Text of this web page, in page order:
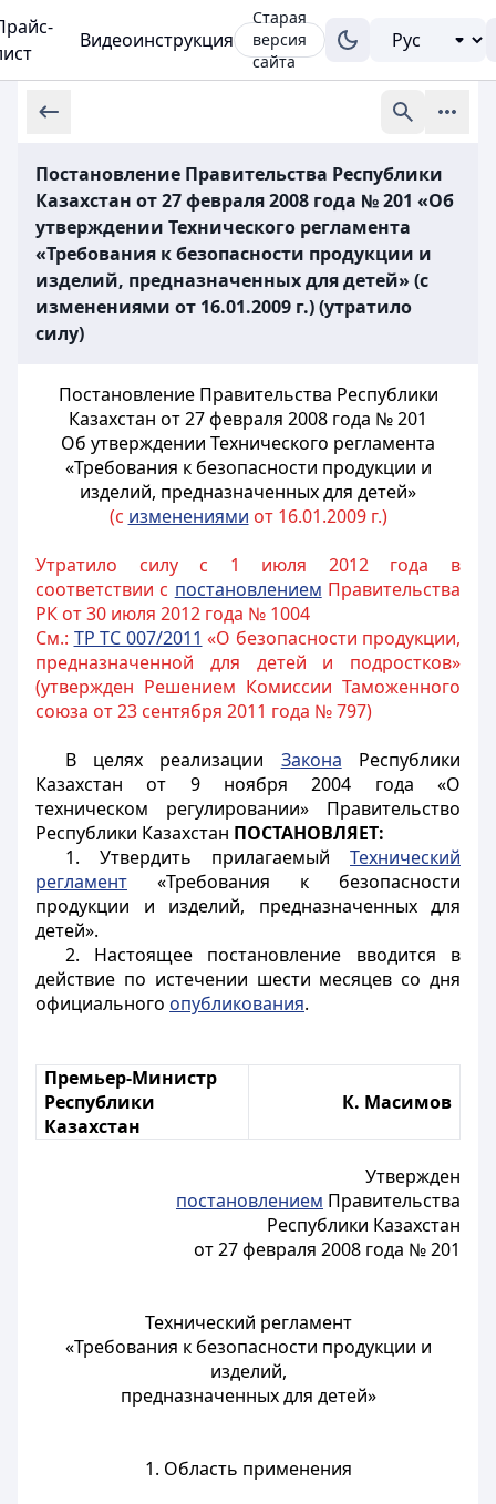
Видеоинструкция
Старая
версия
сайта
Постановление Правительства Республики
Казахстан от 27 февраля 2008 года № 201 «Об
утверждении Технического регламента
«Требования к безопасности продукции и
изделий, предназначенных для детей» (с
изменениями от 16.01.2009 г.) (утратило
силу)
Постановление Правительства Республики
Казахстан от 27 февраля 2008 года № 201
Об утверждении Технического регламента
«Требования к безопасности продукции и
изделий, предназначенных для детей»
(с изменениями от 16.01.2009 г.)
Утратило силу с 1 июля 2012 года в
соответствии с постановлением Правительства
РК от 30 июля 2012 года № 1004
См.: ТР ТС 007/2011 «О безопасности продукции,
предназначенной для детей и подростков»
(утвержден Решением Комиссии Таможенного
союза от 23 сентября 2011 года № 797)
В целях реализации Закона Республики
Казахстан от 9 ноября 2004 года «О
техническом регулировании» Правительство
Республики Казахстан ПОСТАНОВЛЯЕТ:
1. Утвердить прилагаемый Технический
регламент «Требования к безопасности
продукции и изделий, предназначенных для
детей».
2. Настоящее постановление вводится в
действие по истечении шести месяцев со дня
официального опубликования.
Премьер-Министр
Республики
Казахстан
К. Масимов
Утвержден
постановлением Правительства
Республики Казахстан
от 27 февраля 2008 года № 201
Технический регламент
«Требования к безопасности продукции и
изделий,
предназначенных для детей»
1. Область применения